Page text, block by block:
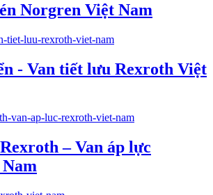
Norgren Việt Nam
- Van tiết lưu Rexroth Việt
– Van áp lực